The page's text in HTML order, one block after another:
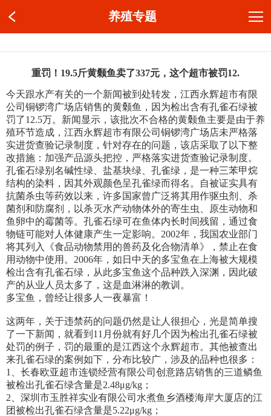
养殖专题
重罚！19.5斤黄颡鱼卖了337元，这个超市被罚12.
今天跟水产有关的一个新闻被到处转发，江西永辉超市有限
公司铜锣湾广场店销售的黄颡鱼，因为检出含有孔雀石绿被
罚了12.5万。新闻显示，该批次不合格的黄颡鱼主要是由于养
殖环节造成，江西永辉超市有限公司铜锣湾广场店未严格落
实进货查验记录制度，针对存在的问题，该店采取了以下整
改措施：加强产品源头把控，严格落实进货查验记录制度。
孔雀石绿别名碱性绿、盐基块绿、孔雀绿，是一种三苯甲烷
结构的染料，因其外观颜色呈孔雀绿而得名。自被证实具有
抗菌杀虫等药效以来，许多国家曾广泛将其用作驱虫剂、杀
菌剂和防腐剂，以杀灭水产动物体外的寄生虫、原生动物和
鱼卵中的霉菌等。孔雀石绿可在鱼体内长时间残留，通过食
物链可能对人体健康产生一定影响。2002年，我国农业部门
将其列入《食品动物禁用的兽药及化合物清单》，禁止在食
用动物中使用。2006年，如日中天的多宝鱼在上海被大规模
检出含有孔雀石绿，从此多宝鱼这个品种跌入深渊，因此破
产的从业人员太多了，这是血淋淋的教训。
多宝鱼，曾经让很多人一夜暴富！
这两年，关于违禁药的问题仍然是让人很担心，光是简单搜
了一下新闻，就看到11月份就有好几个因为检出孔雀石绿被
处罚的例子，罚的最重的是江西这个永辉超市。其他被查出
来孔雀石绿的案例如下，分布比较广，涉及的品种也很多：
1、长春欧亚超市连锁经营有限公司创意路店销售的三道鳞鱼
被检出孔雀石绿含量是2.48μg/kg；
2、深圳市玉胜祥实业有限公司水煮鱼乡酒楼海岸大厦店的江
团被检出孔雀石绿含量是5.22μg/kg；